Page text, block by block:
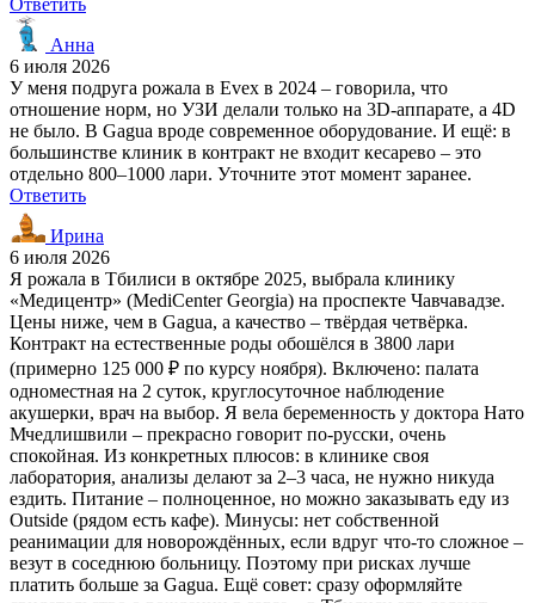
Анна
6 июля 2026
У меня подруга рожала в Evex в 2024 – говорила, что
отношение норм, но УЗИ делали только на 3D-аппарате, а 4D
не было. В Gagua вроде современное оборудование. И ещё: в
большинстве клиник в контракт не входит кесарево – это
отдельно 800–1000 лари. Уточните этот момент заранее.
Ответить
Ирина
6 июля 2026
Я рожала в Тбилиси в октябре 2025, выбрала клинику
«Медицентр» (MediCenter Georgia) на проспекте Чавчавадзе.
Цены ниже, чем в Gagua, а качество – твёрдая четвёрка.
Контракт на естественные роды обошёлся в 3800 лари
(примерно 125 000 ₽ по курсу ноября). Включено: палата
одноместная на 2 суток, круглосуточное наблюдение
акушерки, врач на выбор. Я вела беременность у доктора Нато
Мчедлишвили – прекрасно говорит по-русски, очень
спокойная. Из конкретных плюсов: в клинике своя
лаборатория, анализы делают за 2–3 часа, не нужно никуда
ездить. Питание – полноценное, но можно заказывать еду из
Outside (рядом есть кафе). Минусы: нет собственной
реанимации для новорождённых, если вдруг что-то сложное –
везут в соседнюю больницу. Поэтому при рисках лучше
платить больше за Gagua. Ещё совет: сразу оформляйте